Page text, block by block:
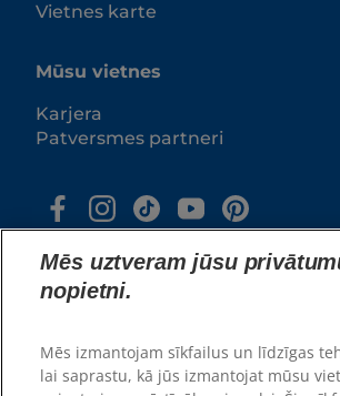
Vietnes karte
Mūsu vietnes
Karjera
Patversmes partneri
© 2025 Hill's Pet Nutrition, Inc.
Mēs uztveram jūsu
nopietni.
Mēs izmantojam sīkfailus un līdzīgas
lai saprastu, kā jūs izmantojat mūsu